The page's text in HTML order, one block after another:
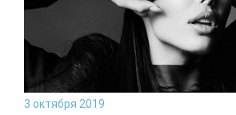
3 октября 2019